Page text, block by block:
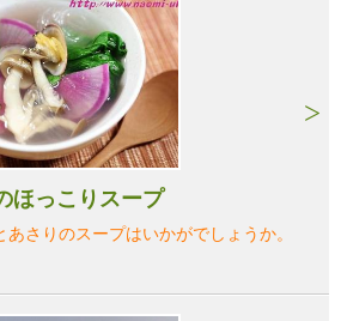
ほっこりスープ
さりのスープはいかがでしょうか。